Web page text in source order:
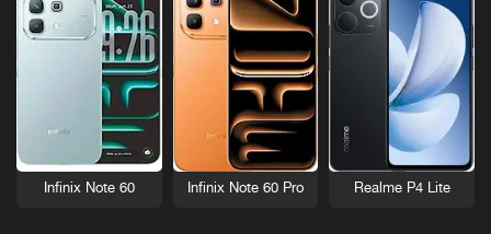
Realme P4 Lite
Infinix Note 60 Pro
Infinix Note 60